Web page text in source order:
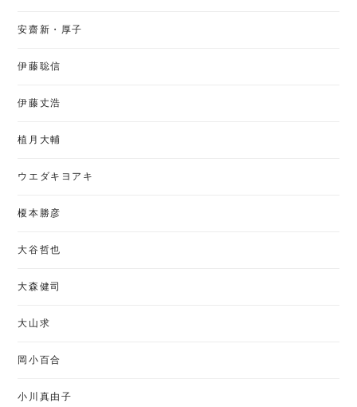
安齋新・厚子
伊藤聡信
伊藤丈浩
植月大輔
ウエダキヨアキ
榎本勝彦
大谷哲也
大森健司
大山求
岡小百合
小川真由子